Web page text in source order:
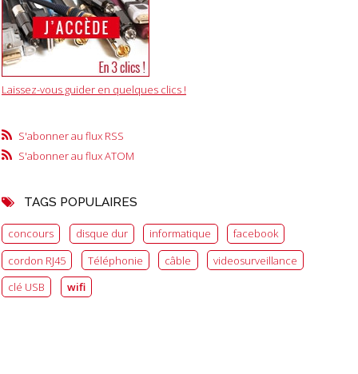
Laissez-vous guider en quelques clics !
S'abonner au flux RSS
S'abonner au flux ATOM
TAGS POPULAIRES
concours disque dur informatique
facebook
cordon RJ45
Téléphonie câble
videosurveillance
clé USB
wifi
Guide Du Net-
Annuaire QUI
RECHERCHE-
link ninja-
referencement